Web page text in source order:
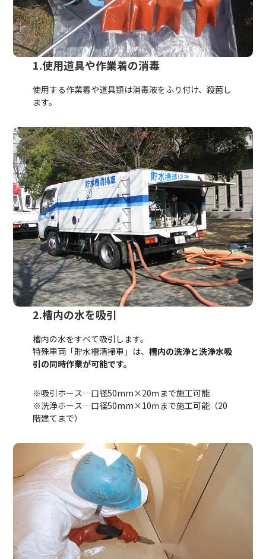
1.使用道具や作業着の消毒
使用する作業着や道具類は消毒液をふり付け、殺菌し
ます。
2.槽内の水を吸引
槽内の水をすべて吸引します。
特殊車両「貯水槽清掃車」は、 槽内の洗浄と洗浄水吸
引の同時作業が可能です。
※吸引ホース…口径50mm×20ｍまで施工可能
※洗浄ホース…口径50mm×10ｍまで施工可能（20
階建てまで）